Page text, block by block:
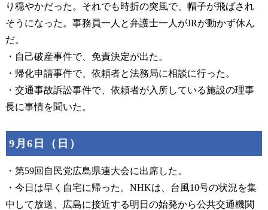
り穏やかだった。それでも時折の突風で、帽子が飛ばされ
そうになった。事務員一人と弁護士一人がJRが動かず休ん
だ。
・自己破産事件で、免責決定が出た。
・帰化申請事件で、依頼者と法務局に相談に行った。
・交通事故訴訟事件で、依頼者が入所している施設の理事
長に事情を聞いた。
9月6日（日）
・第59回自民党広島県連大会に出席した。
・今日は早く自宅に帰った。NHKは、台風10号の状況を集
中して放送、広島に接近する明日の始発から公共交通機関